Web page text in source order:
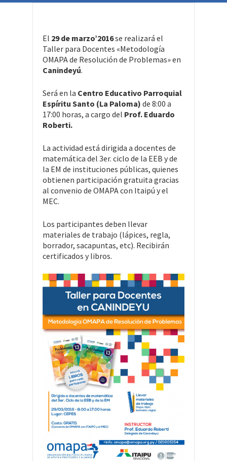
El 29 de marzo’2016se realizará el
Taller para Docentes «Metodología
OMAPA de Resolución de Problemas» en
Canindeyú.
Será en la Centro Educativo Parroquial
Espíritu Santo (La Paloma) de 8:00 a
17:00 horas, a cargo del Prof. Eduardo
Roberti.
La actividad está dirigida a docentes de
matemática del 3er. ciclo de la EEB y de
la EM de instituciones públicas, quienes
obtienen participación gratuita gracias
al convenio de OMAPA con Itaipú y el
MEC.
Los participantes deben llevar
materiales de trabajo (lápices, regla,
borrador, sacapuntas, etc). Recibirán
certificados y libros.